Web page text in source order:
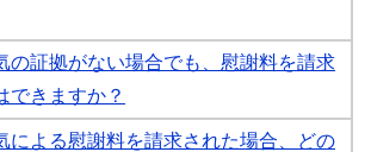
の証拠がない場合でも、慰謝料を請求
できますか？
による慰謝料を請求された場合、どの